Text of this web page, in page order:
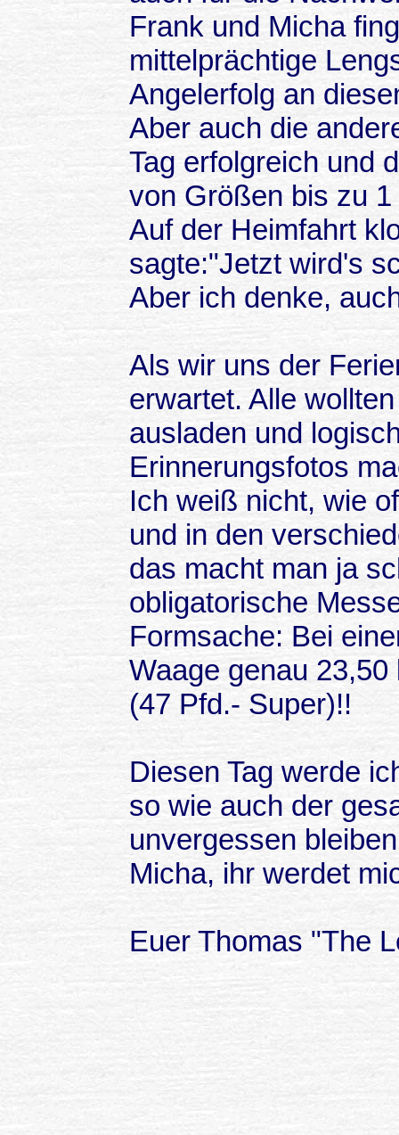
Frank und Micha
mittelprächtige
Angelerfolg an
Aber auch die
Tag erfolgreich und
von Größen bis zu 1
Auf der Heimfahrt
sagte:"Jetzt wird's
Aber ich denke,
Als wir uns der
erwartet. Alle
ausladen und
Erinnerungsfotos
Ich weiß nicht, wie
und in den
das macht man ja
obligatorische
Formsache: Bei
Waage genau
(47 Pfd.- Super)!!
Diesen Tag werde
so wie auch der
unvergessen
Micha, ihr werdet
Euer Thomas "The